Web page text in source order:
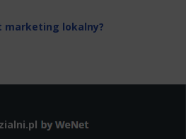
marketing lokalny?